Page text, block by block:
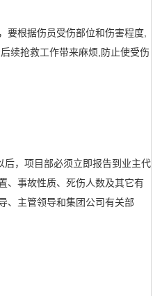
根据伤员受伤部位和伤害程度,
续抢救工作带来麻烦,防止使受伤
，项目部必须立即报告到业主代
、事故性质、死伤人数及其它有
、主管领导和集团公司有关部